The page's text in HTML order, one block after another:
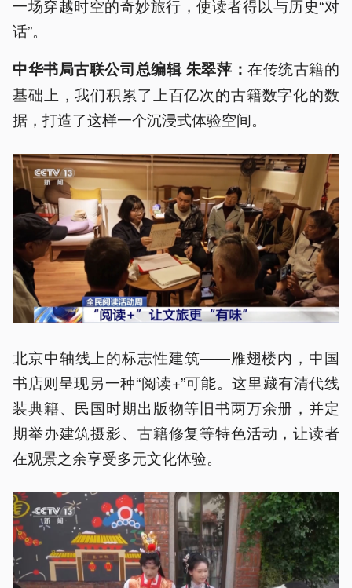
一场穿越时空的奇妙旅行，使读者得以与历史“对
话”。
中华书局古联公司总编辑 朱翠萍：在传统古籍的
基础上，我们积累了上百亿次的古籍数字化的数
据，打造了这样一个沉浸式体验空间。
北京中轴线上的标志性建筑——雁翅楼内，中国
书店则呈现另一种“阅读+”可能。这里藏有清代线
装典籍、民国时期出版物等旧书两万余册，并定
期举办建筑摄影、古籍修复等特色活动，让读者
在观景之余享受多元文化体验。